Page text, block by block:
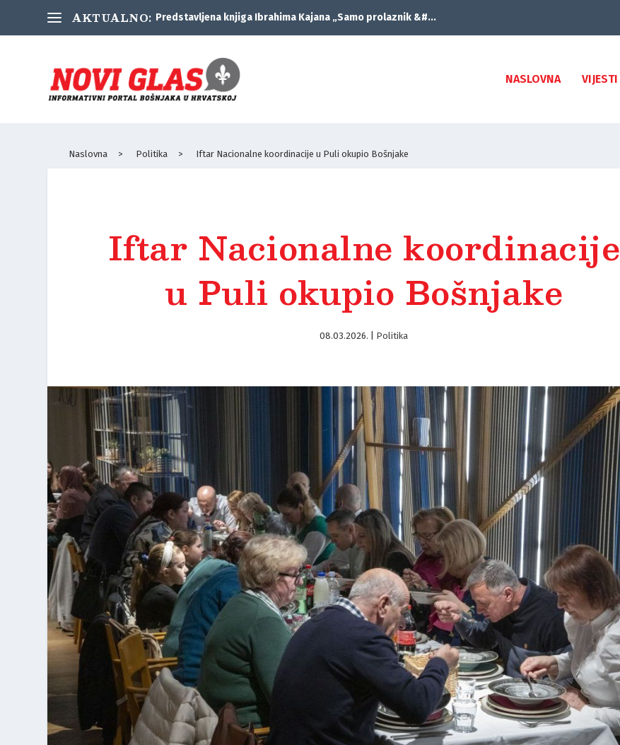
AKTUALNO: Predstavljena knjiga Ibrahima Kajana „Samo prolaznik &#...
NASLOVNA VIJESTI
Naslovna > Politika > Iftar Nacionalne koordinacije u Puli okupio Bošnjake
Iftar Nacionalne koordinacije
u Puli okupio Bošnjake
08.03.2026. Politika